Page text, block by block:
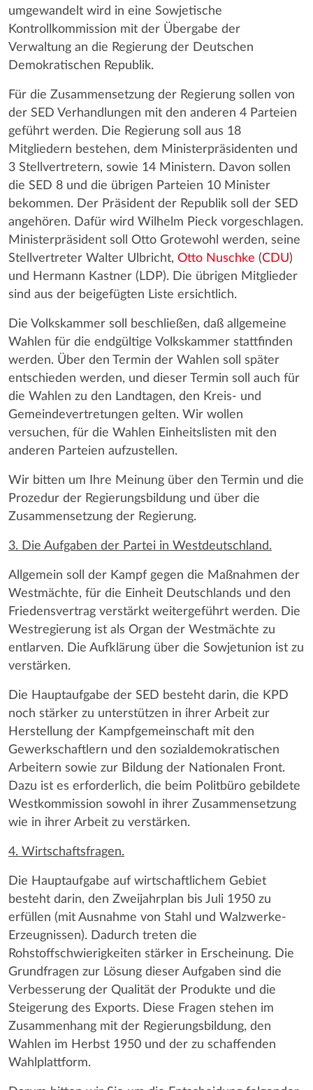
umgewandelt wird in eine Sowjetische
Kontrollkommission mit der Übergabe der
Verwaltung an die Regierung der Deutschen
Demokratischen Republik.
Für die Zusammensetzung der Regierung sollen von
der SED Verhandlungen mit den anderen 4 Parteien
geführt werden. Die Regierung soll aus 18
Mitgliedern bestehen, dem Ministerpräsidenten und
3 Stellvertretern, sowie 14 Ministern. Davon sollen
die SED 8 und die übrigen Parteien 10 Minister
bekommen. Der Präsident der Republik soll der SED
angehören. Dafür wird Wilhelm Pieck vorgeschlagen.
Ministerpräsident soll Otto Grotewohl werden, seine
Stellvertreter Walter Ulbricht, Otto Nuschke (CDU)
und Hermann Kastner (LDP). Die übrigen Mitglieder
sind aus der beigefügten Liste ersichtlich.
Die Volkskammer soll beschließen, daß allgemeine
Wahlen für die endgültige Volkskammer stattfinden
werden. Über den Termin der Wahlen soll später
entschieden werden, und dieser Termin soll auch für
die Wahlen zu den Landtagen, den Kreis- und
Gemeindevertretungen gelten. Wir wollen
versuchen, für die Wahlen Einheitslisten mit den
anderen Parteien aufzustellen.
Wir bitten um Ihre Meinung über den Termin und die
Prozedur der Regierungsbildung und über die
Zusammensetzung der Regierung.
3. Die Aufgaben der Partei in Westdeutschland.
Allgemein soll der Kampf gegen die Maßnahmen der
Westmächte, für die Einheit Deutschlands und den
Friedensvertrag verstärkt weitergeführt werden. Die
Westregierung ist als Organ der Westmächte zu
entlarven. Die Aufklärung über die Sowjetunion ist zu
verstärken.
Die Hauptaufgabe der SED besteht darin, die KPD
noch stärker zu unterstützen in ihrer Arbeit zur
Herstellung der Kampfgemeinschaft mit den
Gewerkschaftlern und den sozialdemokratischen
Arbeitern sowie zur Bildung der Nationalen Front.
Dazu ist es erforderlich, die beim Politbüro gebildete
Westkommission sowohl in ihrer Zusammensetzung
wie in ihrer Arbeit zu verstärken.
4. Wirtschaftsfragen.
Die Hauptaufgabe auf wirtschaftlichem Gebiet
besteht darin, den Zweijahrplan bis Juli 1950 zu
erfüllen (mit Ausnahme von Stahl und Walzwerke-
Erzeugnissen). Dadurch treten die
Rohstoffschwierigkeiten stärker in Erscheinung. Die
Grundfragen zur Lösung dieser Aufgaben sind die
Verbesserung der Qualität der Produkte und die
Steigerung des Exports. Diese Fragen stehen im
Zusammenhang mit der Regierungsbildung, den
Wahlen im Herbst 1950 und der zu schaffenden
Wahlplattform.